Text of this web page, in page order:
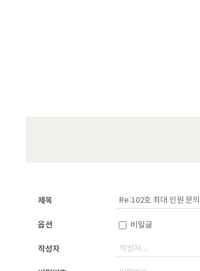
제목
옵션 비밀글
작성자